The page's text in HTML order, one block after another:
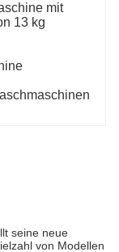
mit
13 kg
seine neue
von Modellen